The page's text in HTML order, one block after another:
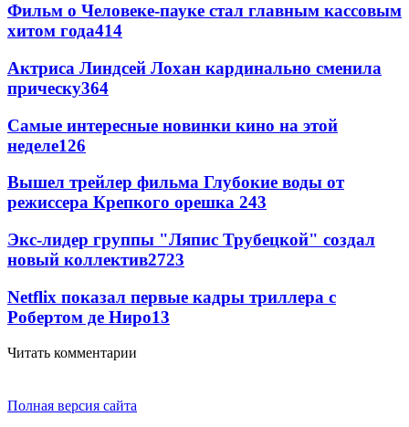
Фильм о Человеке-пауке стал главным кассовым
хитом года414
Актриса Линдсей Лохан кардинально сменила
прическу364
Самые интересные новинки кино на этой
неделе126
Вышел трейлер фильма Глубокие воды от
режиссера Крепкого орешка 243
Экс-лидер группы "Ляпис Трубецкой" создал
новый коллектив2723
Netflix показал первые кадры триллера с
Робертом де Ниро13
Читать комментарии
Полная версия сайта